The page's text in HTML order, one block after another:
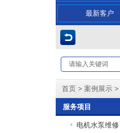
最新客户
首页 > 案例展示 >
服务项目
电机水泵维修